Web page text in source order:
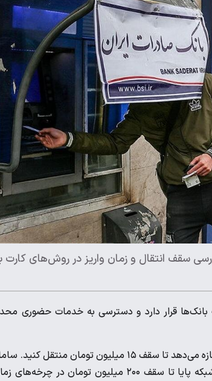
کامل شیوه جابجایی پول در روزهای تعطیل ۱۳ تا ۱۶ تیر ۱۴۰۵؛ بررسی سقف انتقال و زمان واریز در روش‌های
قرار دارد و دسترسی به خدمات حضوری
برای انتقال وجه در این چهار روز چهار مسیر اصلی قرار دارد. سیستم کارت به کارت اجازه می‌دهد تا سقف ۱۵ میلیون تومان منتقل
پل برای مبالغی تا سقف ۱۰۰ میلیون تومان به صورت لحظه‌ای در دسترس است. شبکه پایا تا سقف ۲۰۰ میلیون تومان در